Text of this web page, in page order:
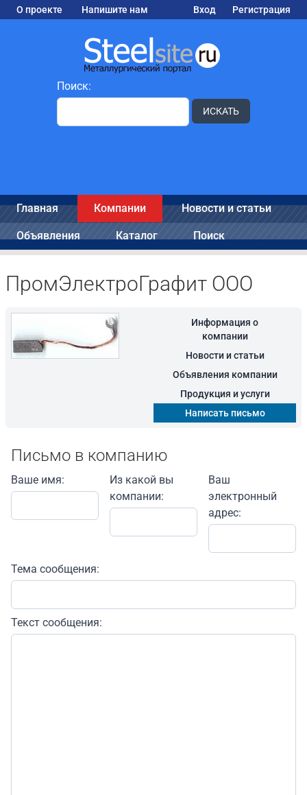
О проекте Напишите нам Вход Регистрация
Поиск:
ИСКАТЬ
Главная Компании Новости и статьи
Объявления Каталог Поиск
ПромЭлектроГрафит ООО
Информация о
компании
Новости и статьи
Объявления компании
Продукция и услуги
Написать письмо
Письмо в компанию
Ваше имя:
Из какой вы
компании:
Ваш
электронный
адрес:
Тема сообщения:
Текст сообщения: